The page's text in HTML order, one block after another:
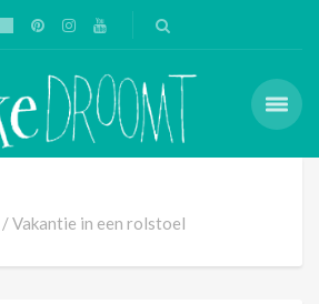
Vakantie in een rolstoel